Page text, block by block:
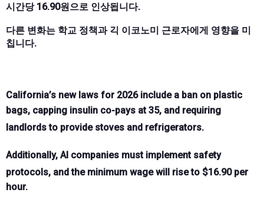
시간당 16.90원으로 인상됩니다.
다른 변화는 학교 정책과 긱 이코노미 근로자에게 영향을 미
칩니다.
California’s new laws for 2026 include a ban on plastic
bags, capping insulin co-pays at35, and requiring
landlords to provide stoves and refrigerators.
Additionally, AI companies must implement safety
protocols, and the minimum wage will rise to $16.90 per
hour.